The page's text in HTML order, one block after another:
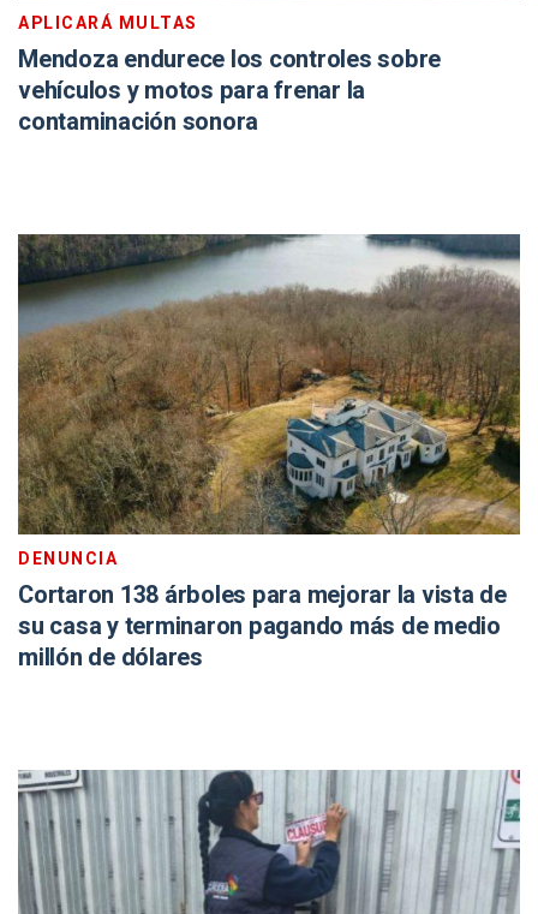
APLICARÁ MULTAS
Mendoza endurece los controles sobre
vehículos y motos para frenar la
contaminación sonora
DENUNCIA
Cortaron 138 árboles para mejorar la vista de
su casa y terminaron pagando más de medio
millón de dólares